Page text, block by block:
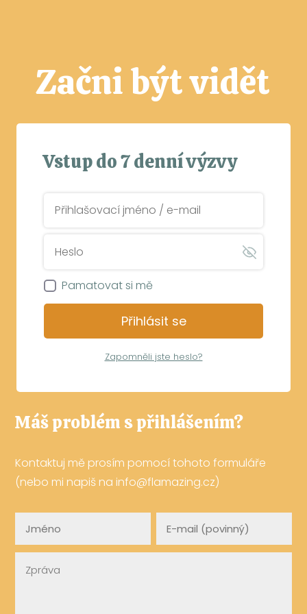
Začni být vidět
Vstup do 7 denní výzvy
Pamatovat si mě
Přihlásit se
Zapomněli jste heslo?
Máš problém s přihlášením?
Kontaktuj mě prosím pomocí tohoto formuláře
(nebo mi napiš na info@flamazing.cz)